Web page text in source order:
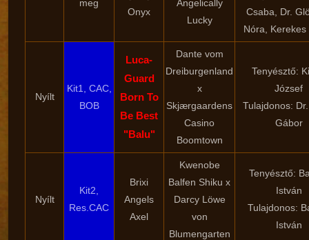
meg
Onyx
Angelically
Lucky
Csaba, Dr.
Nóra, Kerekes
Nyílt
Kit1, CAC,
BOB
Luca-
Guard
Born To
Be Best
"Balu"
Dante vom
Dreiburgenland
x
Skjærgaardens
Casino
Boomtown
Tenyésztő:
József
Tulajdonos:
Gábor
Nyílt
Kit2,
Res.CAC
Brixi
Angels
Axel
Kwenobe
Balfen Shiku x
Darcy Löwe
von
Blumengarten
Tenyésztő:
István
Tulajdonos:
István